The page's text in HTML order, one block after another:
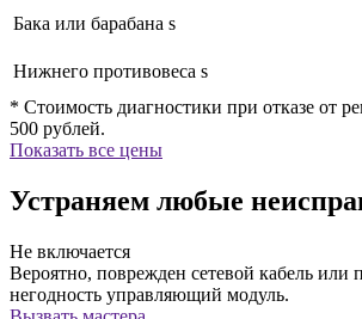
Бака или барабана s
Нижнего противовеса s
* Стоимость диагностики при отказе от
500 рублей.
Показать все цены
Устраняем любые
Не включается
Вероятно, поврежден сетевой кабель или
негодность управляющий модуль.